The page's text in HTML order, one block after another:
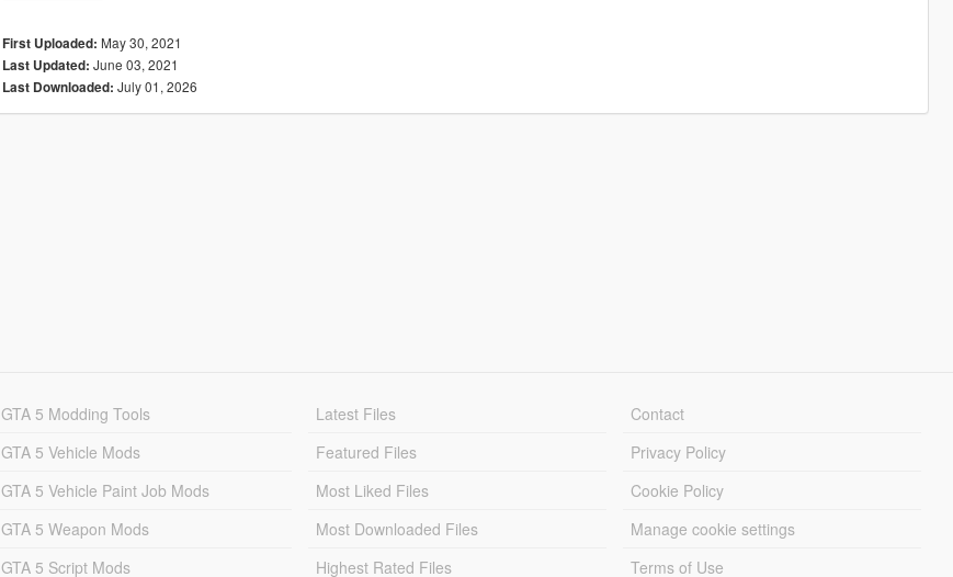
First Uploaded: May 30, 2021
Last Updated: June 03, 2021
Last Downloaded: July 01, 2026
GTA 5 Modding Tools
GTA 5 Vehicle Mods
GTA 5 Vehicle Paint Job Mods
GTA 5 Weapon Mods
GTA 5 Script Mods
Latest Files
Featured Files
Most Liked Files
Most Downloaded Files
Highest Rated Files
Contact
Privacy Policy
Cookie Policy
Manage cookie settings
Terms of Use